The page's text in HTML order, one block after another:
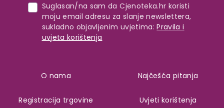
Suglasan/na sam da Cjenoteka.hr koristi
moju email adresu za slanje newslettera,
sukladno objavljenim uvjetima: Pravila i
uvjeta korištenja
O nama
Registracija trgovine
Najčešća pitanja
Uvjeti korištenja